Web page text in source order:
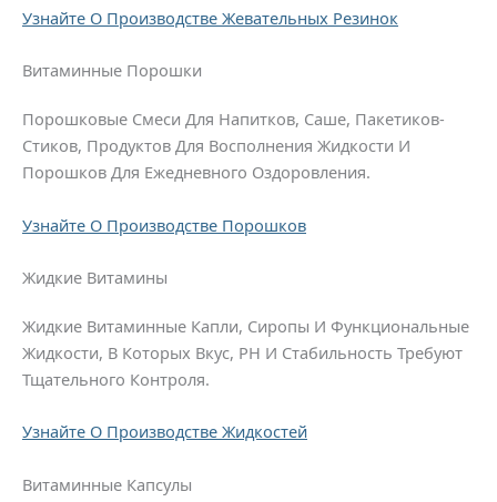
Узнайте О Производстве Жевательных Резинок
Витаминные Порошки
Порошковые Смеси Для Напитков, Саше, Пакетиков-
Стиков, Продуктов Для Восполнения Жидкости И
Порошков Для Ежедневного Оздоровления.
Узнайте О Производстве Порошков
Жидкие Витамины
Жидкие Витаминные Капли, Сиропы И Функциональные
Жидкости, В Которых Вкус, PH И Стабильность Требуют
Тщательного Контроля.
Узнайте О Производстве Жидкостей
Витаминные Капсулы